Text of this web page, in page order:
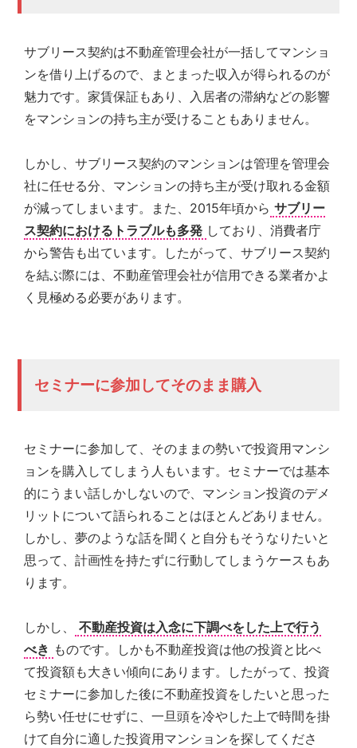
サブリース契約は不動産管理会社が一括してマンショ
ンを借り上げるので、まとまった収入が得られるのが
魅力です。家賃保証もあり、入居者の滞納などの影響
をマンションの持ち主が受けることもありません。
しかし、サブリース契約のマンションは管理を管理会
社に任せる分、マンションの持ち主が受け取れる金額
が減ってしまいます。また、2015年頃から サブリー
ス契約におけるトラブルも多発 しており、消費者庁
から警告も出ています。したがって、サブリース契約
を結ぶ際には、不動産管理会社が信用できる業者かよ
く見極める必要があります。
セミナーに参加してそのまま購入
セミナーに参加して、そのままの勢いで投資用マンシ
ョンを購入してしまう人もいます。セミナーでは基本
的にうまい話しかしないので、マンション投資のデメ
リットについて語られることはほとんどありません。
しかし、夢のような話を聞くと自分もそうなりたいと
思って、計画性を持たずに行動してしまうケースもあ
ります。
しかし、
不動産投資は入念に下調べをした上で行う
べき ものです。しかも不動産投資は他の投資と比べ
て投資額も大きい傾向にあります。したがって、投資
セミナーに参加した後に不動産投資をしたいと思った
ら勢い任せにせずに、一旦頭を冷やした上で時間を掛
けて自分に適した投資用マンションを探してくださ